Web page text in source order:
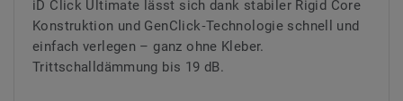
iD Click Ultimate lässt sich dank stabiler Rigid Core
Konstruktion und GenClick‑Technologie schnell und
einfach verlegen – ganz ohne Kleber.
Trittschalldämmung bis 19 dB.